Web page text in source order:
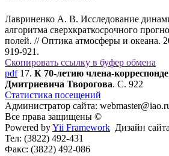
Лавриненко А. В. Исследование
алгоритма сверхкраткосрочного
полей. // Оптика атмосферы и океана.
919-921.
Скопировать ссылку в буфер обмена
pdf 17. К 70-летию члена-
Дмитриевича Творогова. С. 922
Статистика посещений
Администратор сайта:
Все права защищены ©
Powered byYii Framework Дизайн
Тел: (3822) 492-431
Факс: (3822) 492-086